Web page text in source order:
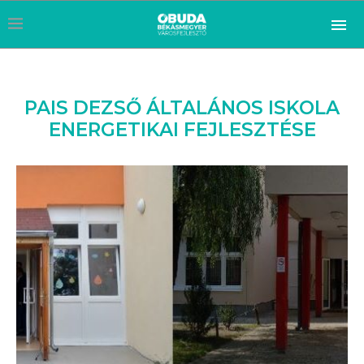
PAIS DEZSŐ ÁLTALÁNOS ISKOLA
ENERGETIKAI FEJLESZTÉSE